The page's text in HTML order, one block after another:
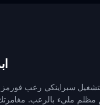
سبراينكي رعب فورمز
مظلم مليء بالرعب. مغامرتك